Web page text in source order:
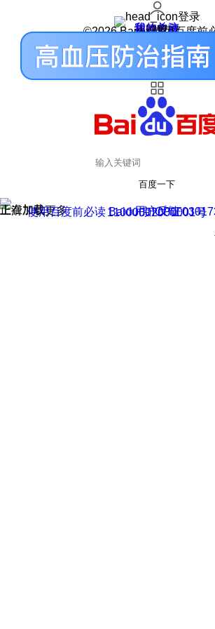
登录
我的关注
我的收藏
皮肤中心
用户反馈
设置
©2026 Baidu 使用百度前
百度一下
正在加载
上滑加载更多 用户反馈
使用百度前必读 Baidu 京ICP证
京公网安备11000002000001号